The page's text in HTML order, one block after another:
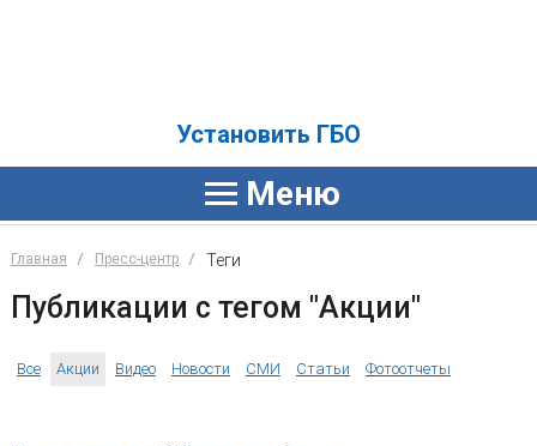
Установить ГБО
Главная Пресс-центр Теги
Публикации с тегом "Акции"
Все Акции Видео Новости СМИ Статьи Фотоотчеты